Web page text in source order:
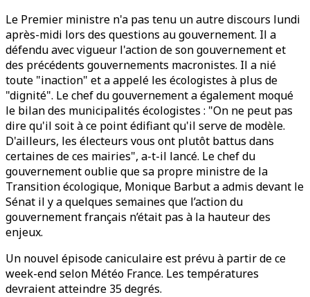
Le Premier ministre n'a pas tenu un autre discours lundi
après-midi lors des questions au gouvernement. Il a
défendu avec vigueur l'action de son gouvernement et
des précédents gouvernements macronistes. Il a nié
toute "inaction" et a appelé les écologistes à plus de
"dignité". Le chef du gouvernement a également moqué
le bilan des municipalités écologistes : "On ne peut pas
dire qu'il soit à ce point édifiant qu'il serve de modèle.
D'ailleurs, les électeurs vous ont plutôt battus dans
certaines de ces mairies", a-t-il lancé. Le chef du
gouvernement oublie que sa propre ministre de la
Transition écologique, Monique Barbut a admis devant le
Sénat il y a quelques semaines que l’action du
gouvernement français n’était pas à la hauteur des
enjeux.
Un nouvel épisode caniculaire est prévu à partir de ce
week-end selon Météo France. Les températures
devraient atteindre 35 degrés.